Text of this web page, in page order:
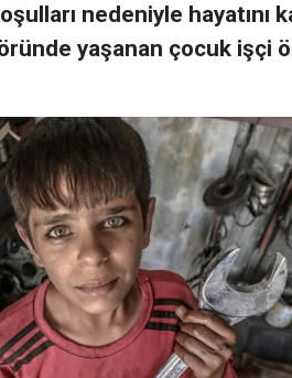
nedeniyle hayatını
yaşanan çocuk işçi